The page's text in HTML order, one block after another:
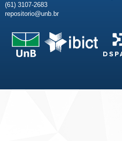
(61) 3107-2683
repositorio@unb.br